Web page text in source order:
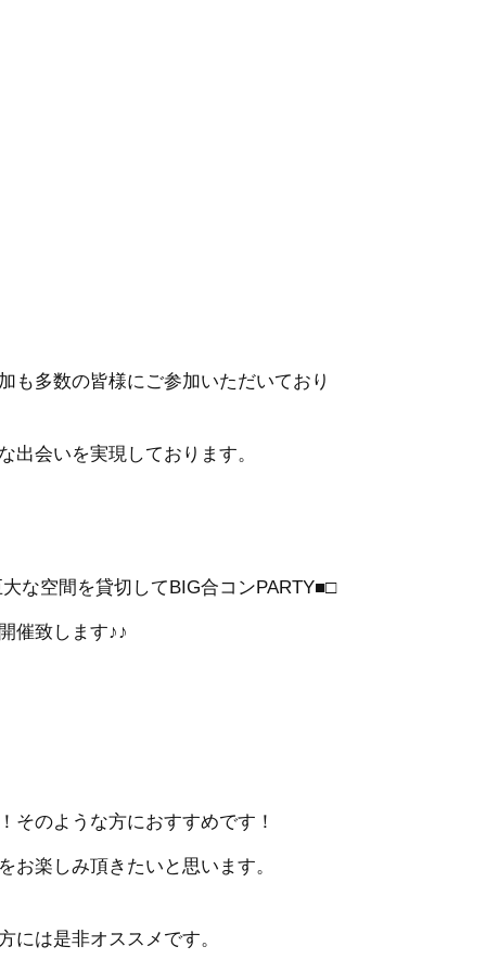
も多数の皆様にご参加いただいており
出会いを実現しております。
な空間を貸切してBIG合コンPARTY■□
催致します♪♪
そのような方におすすめです！
楽しみ頂きたいと思います。
には是非オススメです。